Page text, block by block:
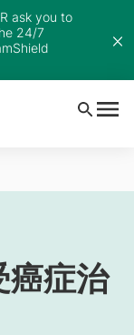
ask you to
24/7
癌症治